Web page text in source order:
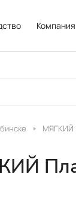
Компания
МЯГКИЙ